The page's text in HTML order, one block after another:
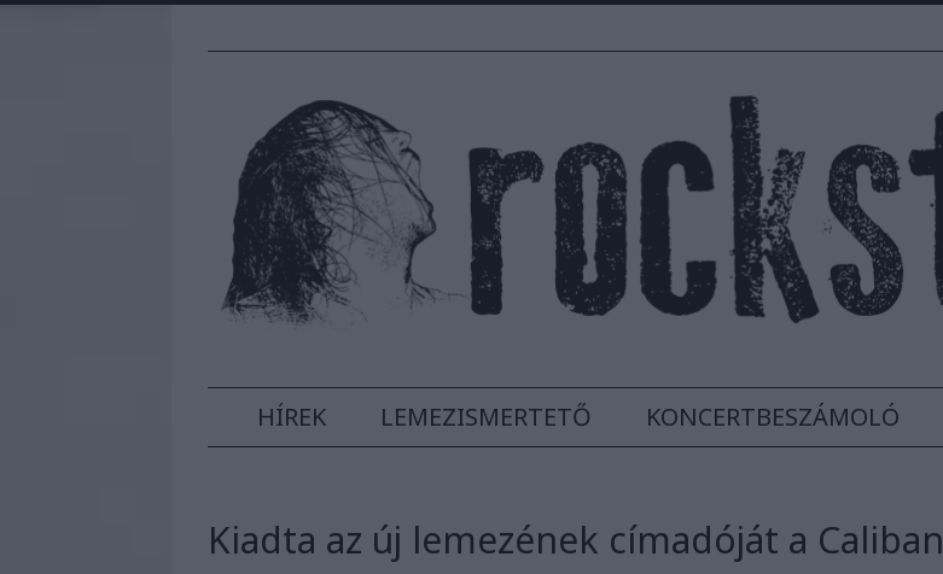
HÍREK LEMEZISMERTETŐ KONCERTBESZÁMOLÓ
Kiadta az új lemezének címadóját a Caliban